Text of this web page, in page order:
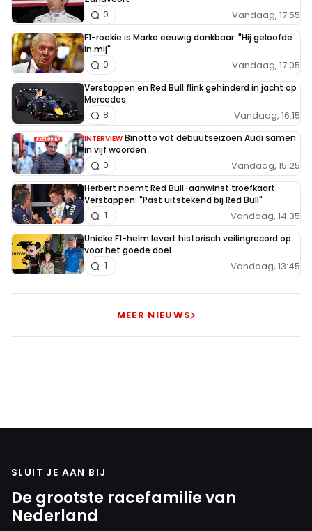
Vandaag, 17:55
0
F1-rookie is Marko eeuwig dankbaar: "Hij geloofde
in mij"
Vandaag, 17:05
0
Verstappen en Red Bull flink gehinderd in jacht op
Mercedes
Vandaag, 16:15
8
INTERVIEW Binotto vat debuutseizoen Audi samen
in vijf woorden
Vandaag, 15:25
0
Herbert noemt Red Bull-aanwinst troefkaart
Verstappen: "Past uitstekend bij Red Bull"
Vandaag, 14:35
1
Unieke F1-helm levert historisch veilingrecord op
voor het goede doel
Vandaag, 13:45
1
MEER NIEUWS
SLUIT JE AAN BIJ
De grootste racefamilie van
Nederland